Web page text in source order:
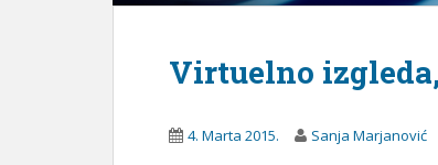
Virtuelno
4. Marta 2015. Sanja Marjanović